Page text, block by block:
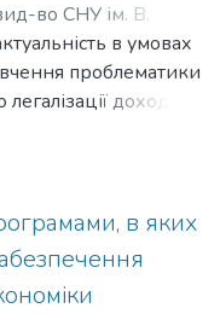
во СНУ ім. В.
С. В.;
;Терещенко, Д.;
в умовах
проблематики
доходів,
шляхом.
оболонкою
видів
в яких